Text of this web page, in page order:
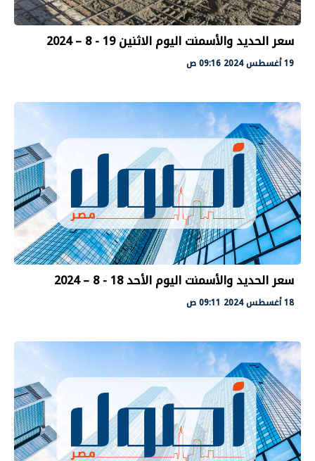
سعر الحديد والأسمنت اليوم الاثنين 19 - 8 – 2024
19 أغسطس 2024 09:16 ص
سعر الحديد والأسمنت اليوم الأحد 18 - 8 – 2024
18 أغسطس 2024 09:11 ص